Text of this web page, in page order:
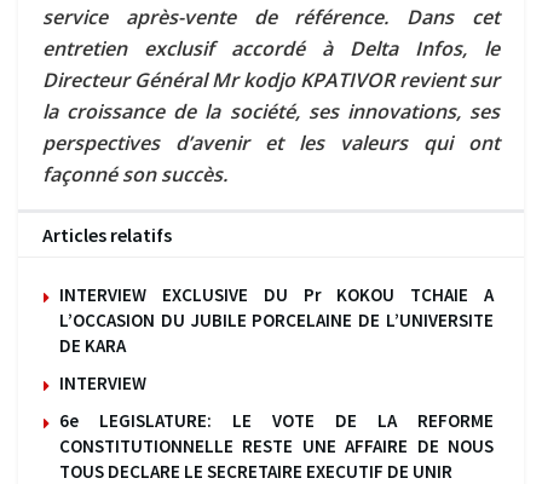
service après-vente de référence. Dans cet
entretien exclusif accordé à Delta Infos, le
Directeur Général Mr kodjo KPATIVOR revient sur
la croissance de la société, ses innovations, ses
perspectives d’avenir et les valeurs qui ont
façonné son succès.
Articles relatifs
INTERVIEW EXCLUSIVE DU Pr KOKOU TCHAIE A
L’OCCASION DU JUBILE PORCELAINE DE L’UNIVERSITE
DE KARA
INTERVIEW
6e LEGISLATURE: LE VOTE DE LA REFORME
CONSTITUTIONNELLE RESTE UNE AFFAIRE DE NOUS
TOUS DECLARE LE SECRETAIRE EXECUTIF DE UNIR